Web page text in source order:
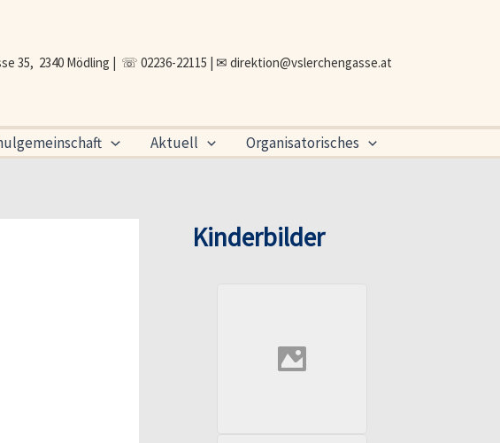
35, 2340 Mödling | ☏ 02236-22115 | ✉ direktion@vslerchengasse.at
Aktuell Organisatorisches
Kinderbilder